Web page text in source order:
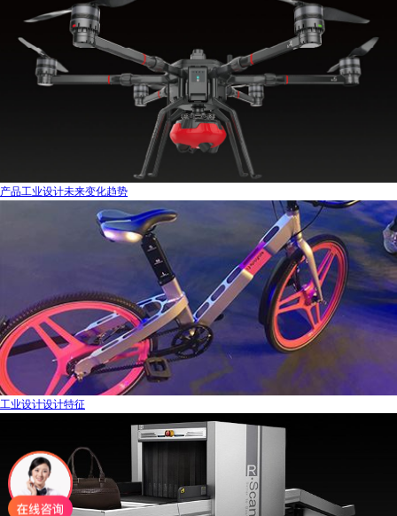
产品工业设计未来变化趋势
工业设计设计特征